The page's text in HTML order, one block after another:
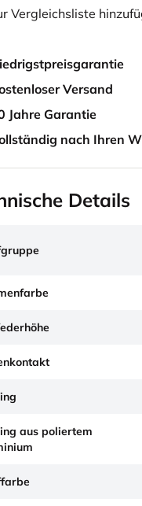
Vergleichsliste
Versand
Jahre Garantie
nach Ihren
Details
aus poliertem